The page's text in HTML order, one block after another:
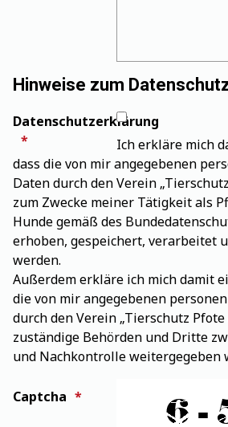
Hinweise zum
Datenschutzerklärung
Ich erkläre mich
dass die von mir angegebenen
Daten durch den Verein „Tierschutz
zum Zwecke meiner Tätigkeit als
Hunde gemäß des
erhoben, gespeichert, verarbeitet
werden.
Außerdem erkläre ich mich damit
die von mir angegebenen
durch den Verein „Tierschutz Pfote
zuständige Behörden und Dritte
und Nachkontrolle weitergegeben
Captcha